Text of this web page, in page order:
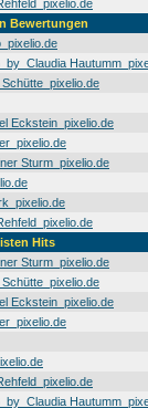
Bewertungen
Eckstein_pixelio.de
Sturm_pixelio.de
Hits
Sturm_pixelio.de
Eckstein_pixelio.de